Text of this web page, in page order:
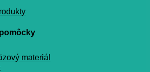
materiál